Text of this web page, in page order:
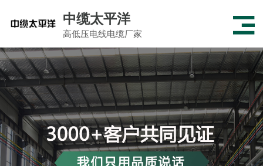
中缆太平洋
高低压电线电缆厂家